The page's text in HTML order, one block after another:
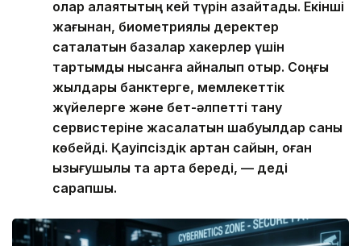
олар алаяқтықтың кей түрін азайтады. Екінші
жағынан, биометриялық деректер
сақталатын базалар хакерлер үшін
тартымды нысанға айналып отыр. Соңғы
жылдары банктерге, мемлекеттік
жүйелерге және бет-әлпетті тану
сервистеріне жасалатын шабуылдар саны
көбейді. Қауіпсіздік артқан сайын, оған
қызығушылық та арта береді, — деді
сарапшы.